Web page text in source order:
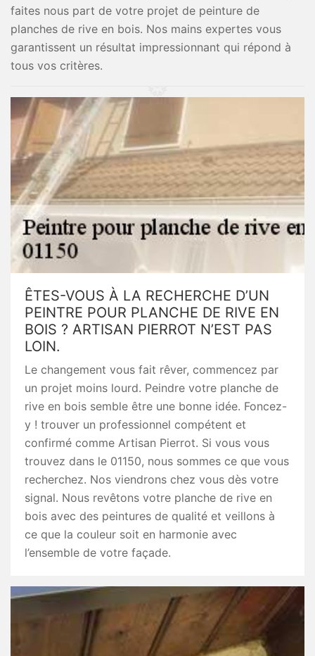
faites nous part de votre projet de peinture de
planches de rive en bois. Nos mains expertes vous
garantissent un résultat impressionnant qui répond à
tous vos critères.
ÊTES-VOUS À LA RECHERCHE D’UN
PEINTRE POUR PLANCHE DE RIVE EN
BOIS ? ARTISAN PIERROT N’EST PAS
LOIN.
Le changement vous fait rêver, commencez par
un projet moins lourd. Peindre votre planche de
rive en bois semble être une bonne idée. Foncez-
y ! trouver un professionnel compétent et
confirmé comme Artisan Pierrot. Si vous vous
trouvez dans le 01150, nous sommes ce que vous
recherchez. Nos viendrons chez vous dès votre
signal. Nous revêtons votre planche de rive en
bois avec des peintures de qualité et veillons à
ce que la couleur soit en harmonie avec
l’ensemble de votre façade.